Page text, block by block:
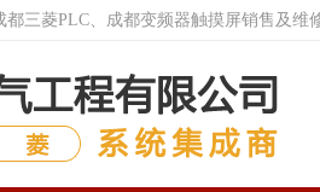
三菱PLC、成都变频器触摸屏销售及